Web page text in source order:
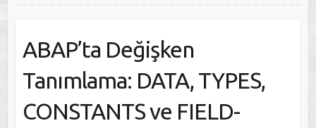
ABAP’ta Değişken
Tanımlama: DATA, TYPES,
CONSTANTS ve FIELD-